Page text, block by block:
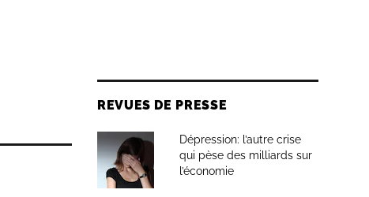
REVUES DE PRESSE
Dépression: l’autre crise
qui pèse des milliards sur
l’économie